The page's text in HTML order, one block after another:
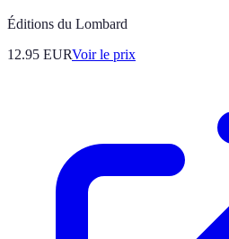
Éditions du Lombard
12.95 EURVoir le prix